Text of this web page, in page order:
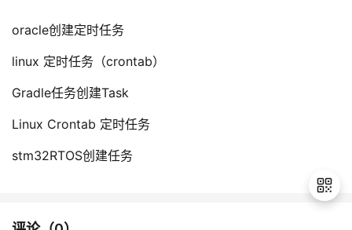
oracle创建定时任务
linux 定时任务（crontab）
Gradle任务创建Task
Linux Crontab 定时任务
stm32RTOS创建任务